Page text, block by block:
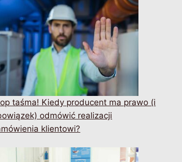
taśma! Kiedy producent ma prawo (i
odmówić realizacji
klientowi?